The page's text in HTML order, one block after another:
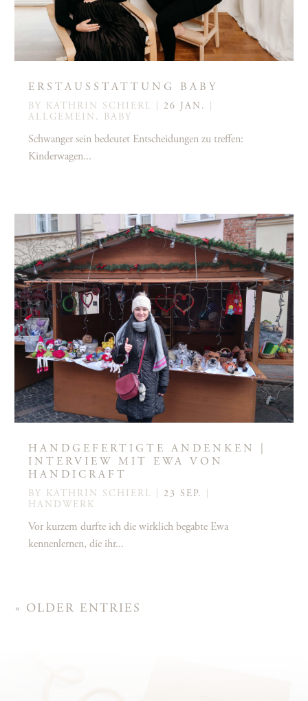
ERSTAUSSTATTUNG BABY
BY KATHRIN SCHIERL |26 JAN.
ALLGEMEIN , BABY
Schwanger sein bedeutet Entscheidungen zu treffen:
Kinderwagen...
HANDGEFERTIGTE ANDENKEN |
INTERVIEW MIT EWA VON
HANDICRAFT
BY KATHRIN SCHIERL |23 SEP.
HANDWERK
Vor kurzem durfte ich die wirklich begabte Ewa
kennenlernen, die ihr...
« OLDER ENTRIES